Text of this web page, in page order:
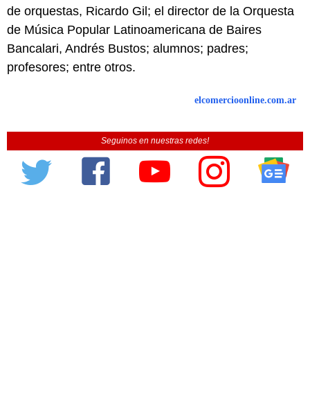
de orquestas, Ricardo Gil; el director de la Orquesta
de Música Popular Latinoamericana de Baires
Bancalari, Andrés Bustos; alumnos; padres;
profesores; entre otros.
elcomercioonline.com.ar
Seguinos en nuestras redes!